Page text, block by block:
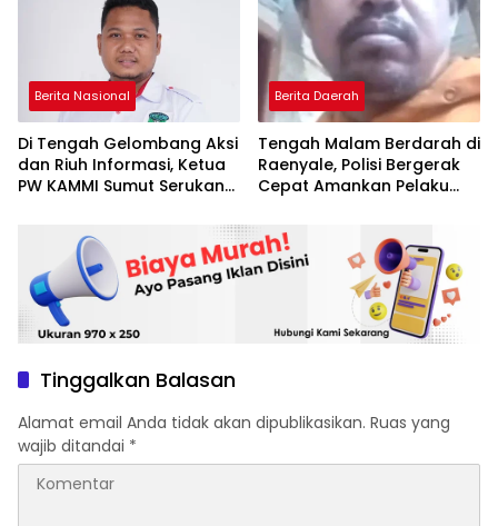
dan Etika Kekuasaan
Berita Nasional
Di Tengah Gelombang Aksi
dan Riuh Informasi, Ketua
PW KAMMI Sumut Serukan
Berita Daerah
Tengah Malam Berdarah di
Raenyale, Polisi Bergerak
Cepat Amankan Pelaku
Tinggalkan Balasan
Alamat email Anda tidak akan dipublikasikan. Ruas yang
wajib ditandai *